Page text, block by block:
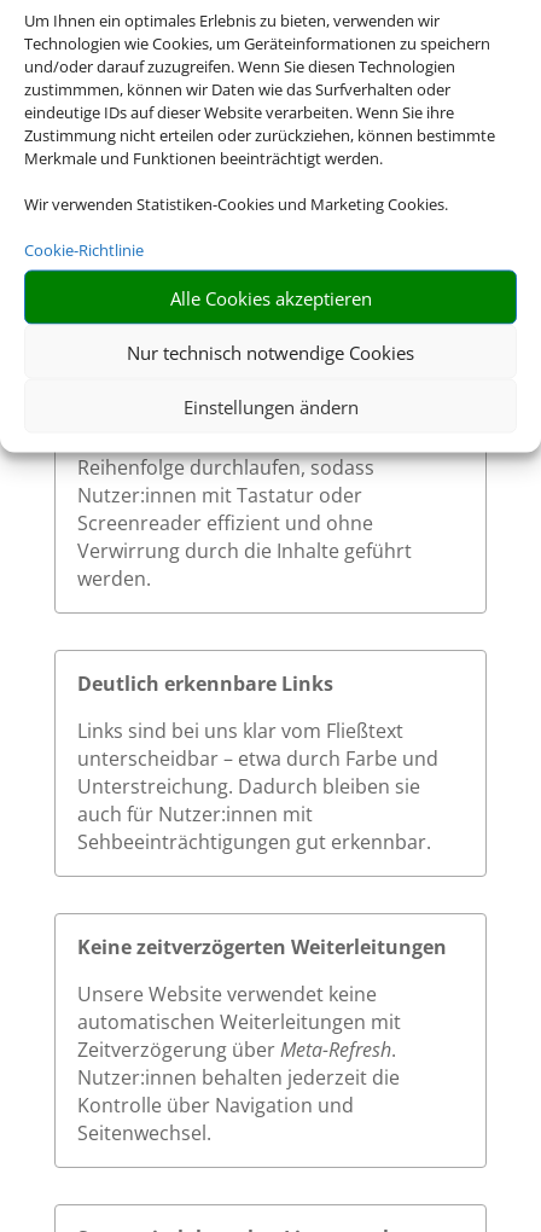
Um Ihnen ein optimales Erlebnis zu bieten, verwenden wir
Technologien wie Cookies, um Geräteinformationen zu speichern
und/oder darauf zuzugreifen. Wenn Sie diesen Technologien
zustimmmen, können wir Daten wie das Surfverhalten oder
eindeutige IDs auf dieser Website verarbeiten. Wenn Sie ihre
Zustimmung nicht erteilen oder zurückziehen, können bestimmte
Merkmale und Funktionen beeinträchtigt werden.
Wir verwenden Statistiken-Cookies und Marketing Cookies.
Cookie-Richtlinie
Alle Cookies akzeptieren
Nur technisch notwendige Cookies
Einstellungen ändern
Alle interaktiven Elemente auf unserer
Website – wie Links, Buttons oder
Formularfelder – zeigen klar sichtbar an,
wenn sie per Tastatur ausgewählt werden.
So ermöglichen wir eine vollständige
Bedienung auch ohne Maus.
Sinnvolle Fokusreihenfolge bei
Die Fokusreihenfolge auf unserer Website
ist logisch und entspricht dem visuellen
Tabulatortaste werden interaktive
Reihenfolge durchlaufen, sodass
Nutzer:innen mit Tastatur oder
Screenreader effizient und ohne
Verwirrung durch die Inhalte geführt
werden.
Deutlich erkennbare Links
Links sind bei uns klar vom Fließtext
unterscheidbar – etwa durch Farbe und
Unterstreichung. Dadurch bleiben sie
auch für Nutzer:innen mit
Sehbeeinträchtigungen gut erkennbar.
Keine zeitverzögerten Weiterleitungen
Unsere Website verwendet keine
automatischen Weiterleitungen mit
Zeitverzögerung überMeta-Refresh.
Nutzer:innen behalten jederzeit die
Kontrolle über Navigation und
Seitenwechsel.